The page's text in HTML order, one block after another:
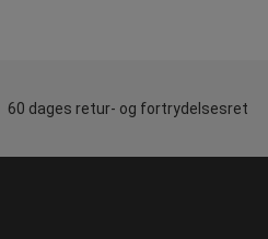
60 dages retur- og fortrydelsesret